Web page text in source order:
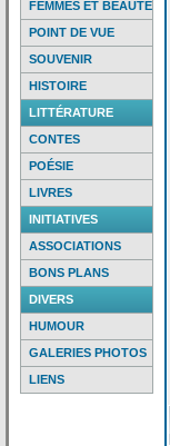
FEMMES ET BEAUTÉ
POINT DE VUE
SOUVENIR
HISTOIRE
LITTÉRATURE
CONTES
POÉSIE
LIVRES
INITIATIVES
ASSOCIATIONS
BONS PLANS
DIVERS
HUMOUR
GALERIES PHOTOS
LIENS